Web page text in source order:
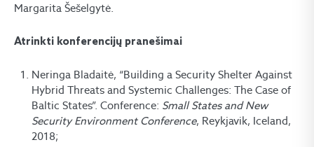
Margarita Šešelgytė.
Atrinkti konferencijų pranešimai
Neringa Bladaitė, “Building a Security Shelter Against
Hybrid Threats and Systemic Challenges: The Case of
Baltic States”. Conference: Small States and New
Security Environment Conference, Reykjavik, Iceland,
2018;